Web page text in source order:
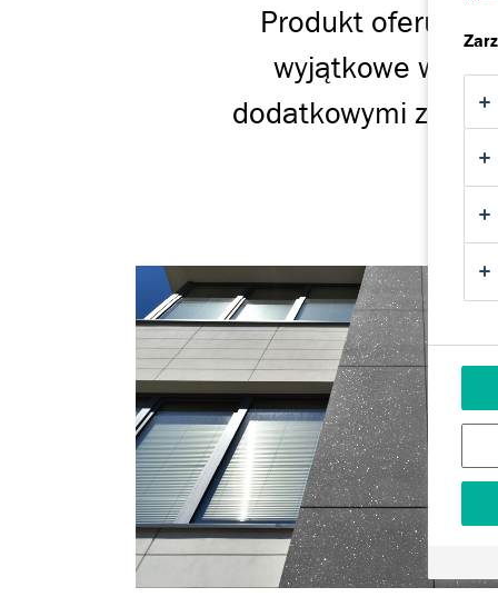
Produkt oferuje
wyjątkowe
dodatkowymi